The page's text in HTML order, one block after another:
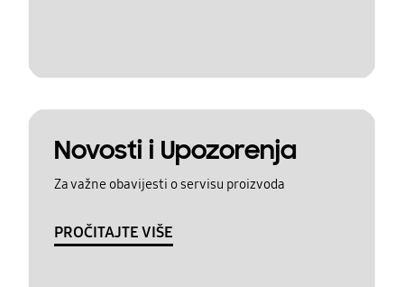
Novosti i Upozorenja
Za važne obavijesti o servisu proizvoda
PROČITAJTE VIŠE